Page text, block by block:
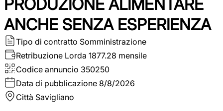
PRODUZIONE ALIMENTARE
ANCHE SENZA ESPERIENZA
Tipo di contratto Somministrazione
Retribuzione Lorda 1877.28 mensile
Codice annuncio 350250
Data di pubblicazione 8/8/2026
Città Savigliano